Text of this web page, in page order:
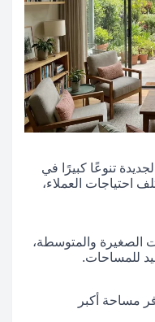
تنوعًا كبيرًا في
احتياجات العملاء،
الصغيرة والمتوسطة،
للمساحات.
مساحة أكبر